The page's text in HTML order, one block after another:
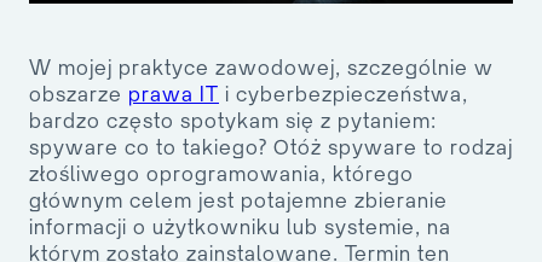
W mojej praktyce zawodowej, szczególnie w
obszarze prawa IT i cyberbezpieczeństwa,
bardzo często spotykam się z pytaniem:
spyware co to takiego? Otóż spyware to rodzaj
złośliwego oprogramowania, którego
głównym celem jest potajemne zbieranie
informacji o użytkowniku lub systemie, na
którym zostało zainstalowane. Termin ten